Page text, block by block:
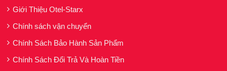
Giới Thiệu Otel-Starx
Chính sách vận chuyển
Chính Sách Bảo Hành Sản Phẩm
Chính Sách Đổi Trả Và Hoàn Tiền